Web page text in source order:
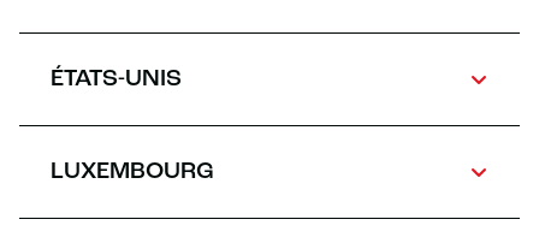
ÉTATS-UNIS
LUXEMBOURG